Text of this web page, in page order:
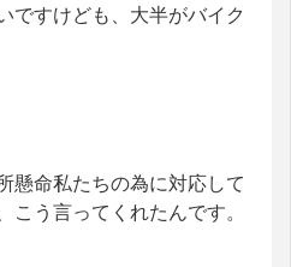
ですけども、大半がバイク
懸命私たちの為に対応して
こう言ってくれたんです。